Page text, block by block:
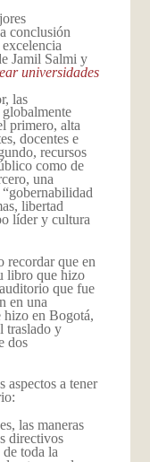
conclusión
Jamil Salmi y
universidades
las
globalmente
primero, alta
docentes e
recursos
como de
una
libertad
líder y cultura
recordar que en
libro que hizo
que fue
en una
hizo en Bogotá,
traslado y
dos
aspectos a tener
las maneras
directivos
toda la